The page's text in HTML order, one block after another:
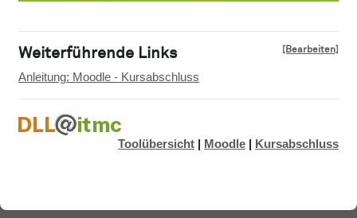
Weiterführende Links [Bearbeiten]
Anleitung: Moodle - Kursabschluss
Toolübersicht Moodle Kursabschluss